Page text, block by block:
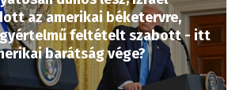
az amerikai béketervre,
feltételt szabott - itt
barátság vége?